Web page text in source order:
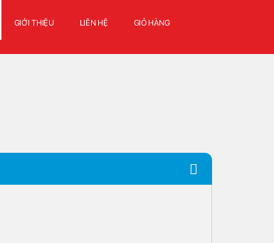
GIỚI THIỆU LIÊN HỆ GIỎ HÀNG